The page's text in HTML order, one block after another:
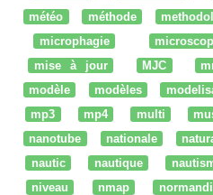
météo
méthode
microphagie
mise à jour
MJC
modèle
modèles
mp3
mp4 multi
nanotube
nationale
nautic
nautique
niveau
nmap